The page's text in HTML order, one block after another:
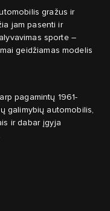
gražus ir
jam pasenti ir
sporte –
geidžiamas modelis
pagamintų 1961-
galimybių automobilis,
ir dabar įgyja